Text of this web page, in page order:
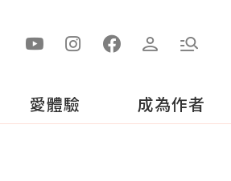
愛體驗 成為作者